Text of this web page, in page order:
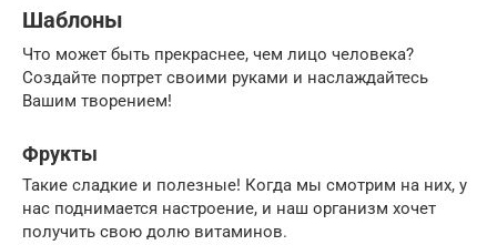
Шаблоны
Что может быть прекраснее, чем лицо человека?
Создайте портрет своими руками и наслаждайтесь
Вашим творением!
Фрукты
Такие сладкие и полезные! Когда мы смотрим на них, у
нас поднимается настроение, и наш организм хочет
получить свою долю витаминов.